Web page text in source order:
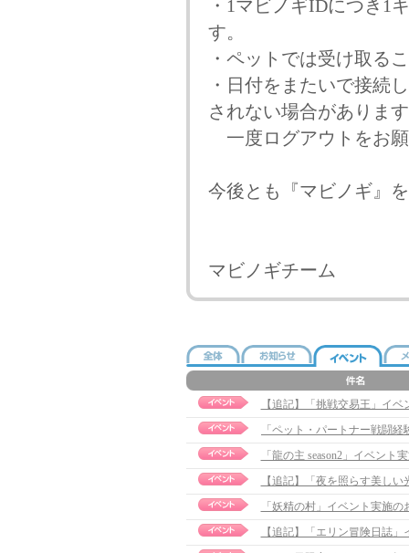
・1マビノギIDにつき1
す。
・ペットでは受け取る
・日付をまたいで接続
されない場合がありま
一度ログアウトをお
今後とも『マビノギ』
マビノギチーム
【追記】「挑戦交易王」イ
「龍の主 season2」イベント
【追記】「夜を照らす美し
「妖精の村」イベント実施の
【追記】「エリン冒険日誌